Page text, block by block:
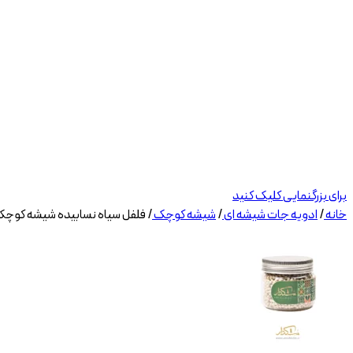
برای بزرگنمایی کلیک کنید
خانه/ادویه جات شیشه ای/شیشه کوچک/فلفل سیاه نسابیده شیشه کوچک ۱۰۰